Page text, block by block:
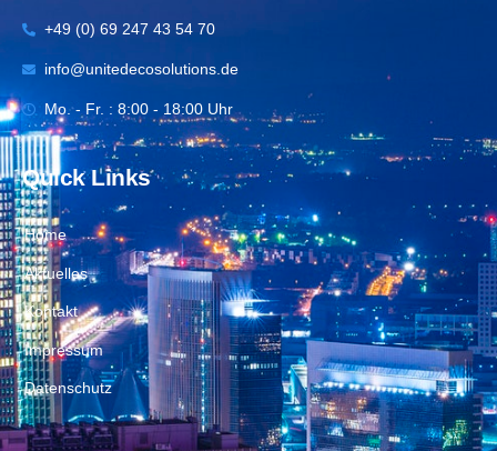
+49 (0) 69 247 43 54 70
info@unitedecosolutions.de
Mo. - Fr. : 8:00 - 18:00 Uhr
Quick Links
Home
Aktuelles
Kontakt
Impressum
Datenschutz